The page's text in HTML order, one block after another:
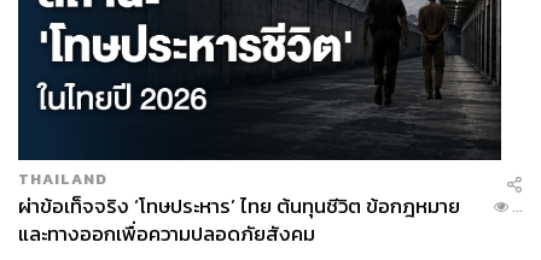
THAILAND
ผ่าข้อเท็จจริง ‘โทษประหาร’ ไทย ต้นทุนชีวิต ข้อกฎหมาย
และทางออกเพื่อความปลอดภัยสังคม
...